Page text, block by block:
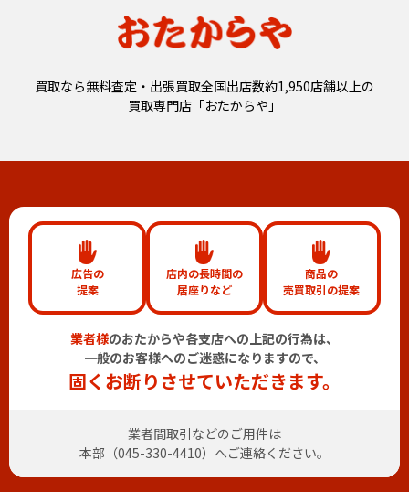
買取なら無料査定・出張買取全国出店数約1,950店舗以上の
買取専門店「おたからや」
広告の
提案
店内の長時間の
居座りなど
商品の
売買取引の提案
業者様のおたからや各支店への上記の行為は、
一般のお客様へのご迷惑になりますので、
固くお断りさせていただきます。
業者間取引などのご用件は
本部（045-330-4410）へご連絡ください。